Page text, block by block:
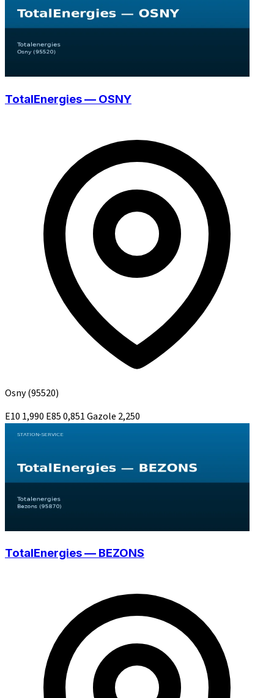
TotalEnergies — OSNY
Osny(95520)
E10 1,990 E850,851Gazole 2,250
TotalEnergies — BEZONS